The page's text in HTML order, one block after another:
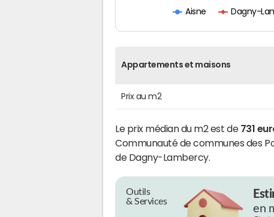
Aisne Dagny-
Appartements et maisons
Prix au m2
Le prix médian du m2 est de 731
Communauté de communes des
de Dagny-Lambercy.
Outils
& Services
en